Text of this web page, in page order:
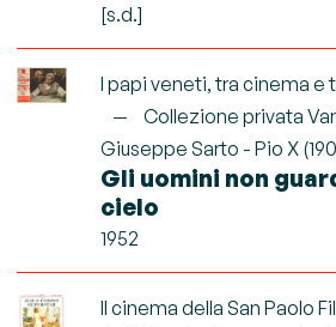
[s.d.]
I papi veneti, tra cinema e
Collezione privata
Giuseppe Sarto - Pio X
Gli uomini non
cielo
1952
Il cinema della San Paolo